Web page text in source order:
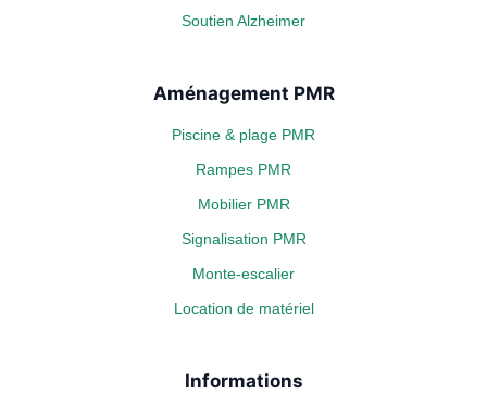
Soutien Alzheimer
Aménagement PMR
Piscine & plage PMR
Rampes PMR
Mobilier PMR
Signalisation PMR
Monte-escalier
Location de matériel
Informations